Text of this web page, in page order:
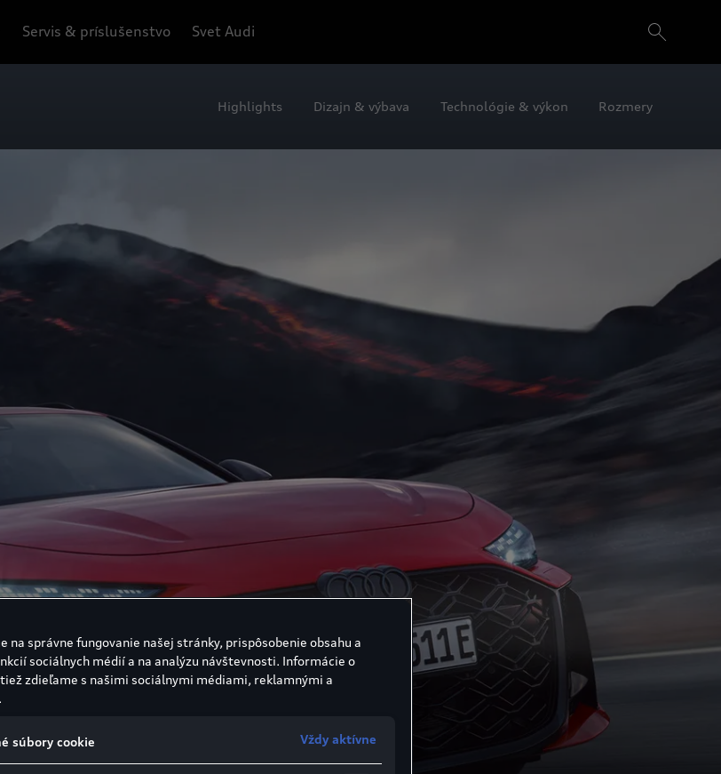
Servis & príslušenstvo Svet Audi
Highlights Dizajn & výbava Technológie & výkon Rozmery
na správne fungovanie našej stránky, prispôsobenie obsahu a
sociálnych médií a na analýzu návštevnosti. Informácie o
zdieľame s našimi sociálnymi médiami, reklamnými a
súbory cookie Vždy aktívne